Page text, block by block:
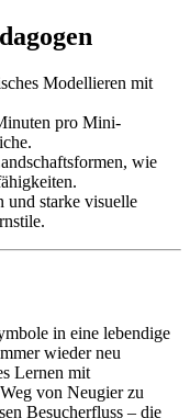
Modellieren mit
pro Mini-
wie
und starke visuelle
in eine lebendige
wieder neu
Lernen mit
von Neugier zu
Besucherfluss – die